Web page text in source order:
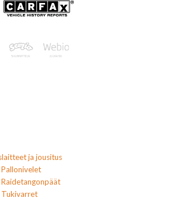
ja jousitus
Pallonivelet
Raidetangonpäät
Tukivarret